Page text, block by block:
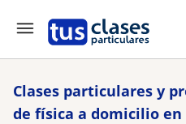
Clases particulares y
de física a domicilio en